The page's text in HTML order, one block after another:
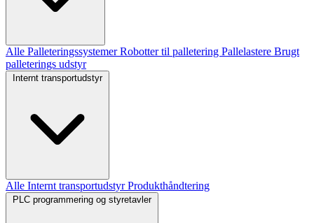
Alle PalleteringssystemerRobotter til palletering Pallelastere Brugt
palleterings udstyr
Internt transportudstyr
Alle Internt transportudstyrProdukthåndtering
PLC programmering og styretavler